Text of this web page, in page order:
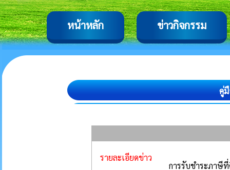
หน้าหลัก ข่าวกิจกรรม
คู่
รายละเอียดข่าว
การรับชำระภาษี